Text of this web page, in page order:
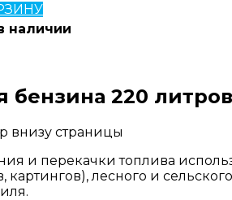
наличии
220
внизу страницы
и перекачки топлива
картингов), лесного и